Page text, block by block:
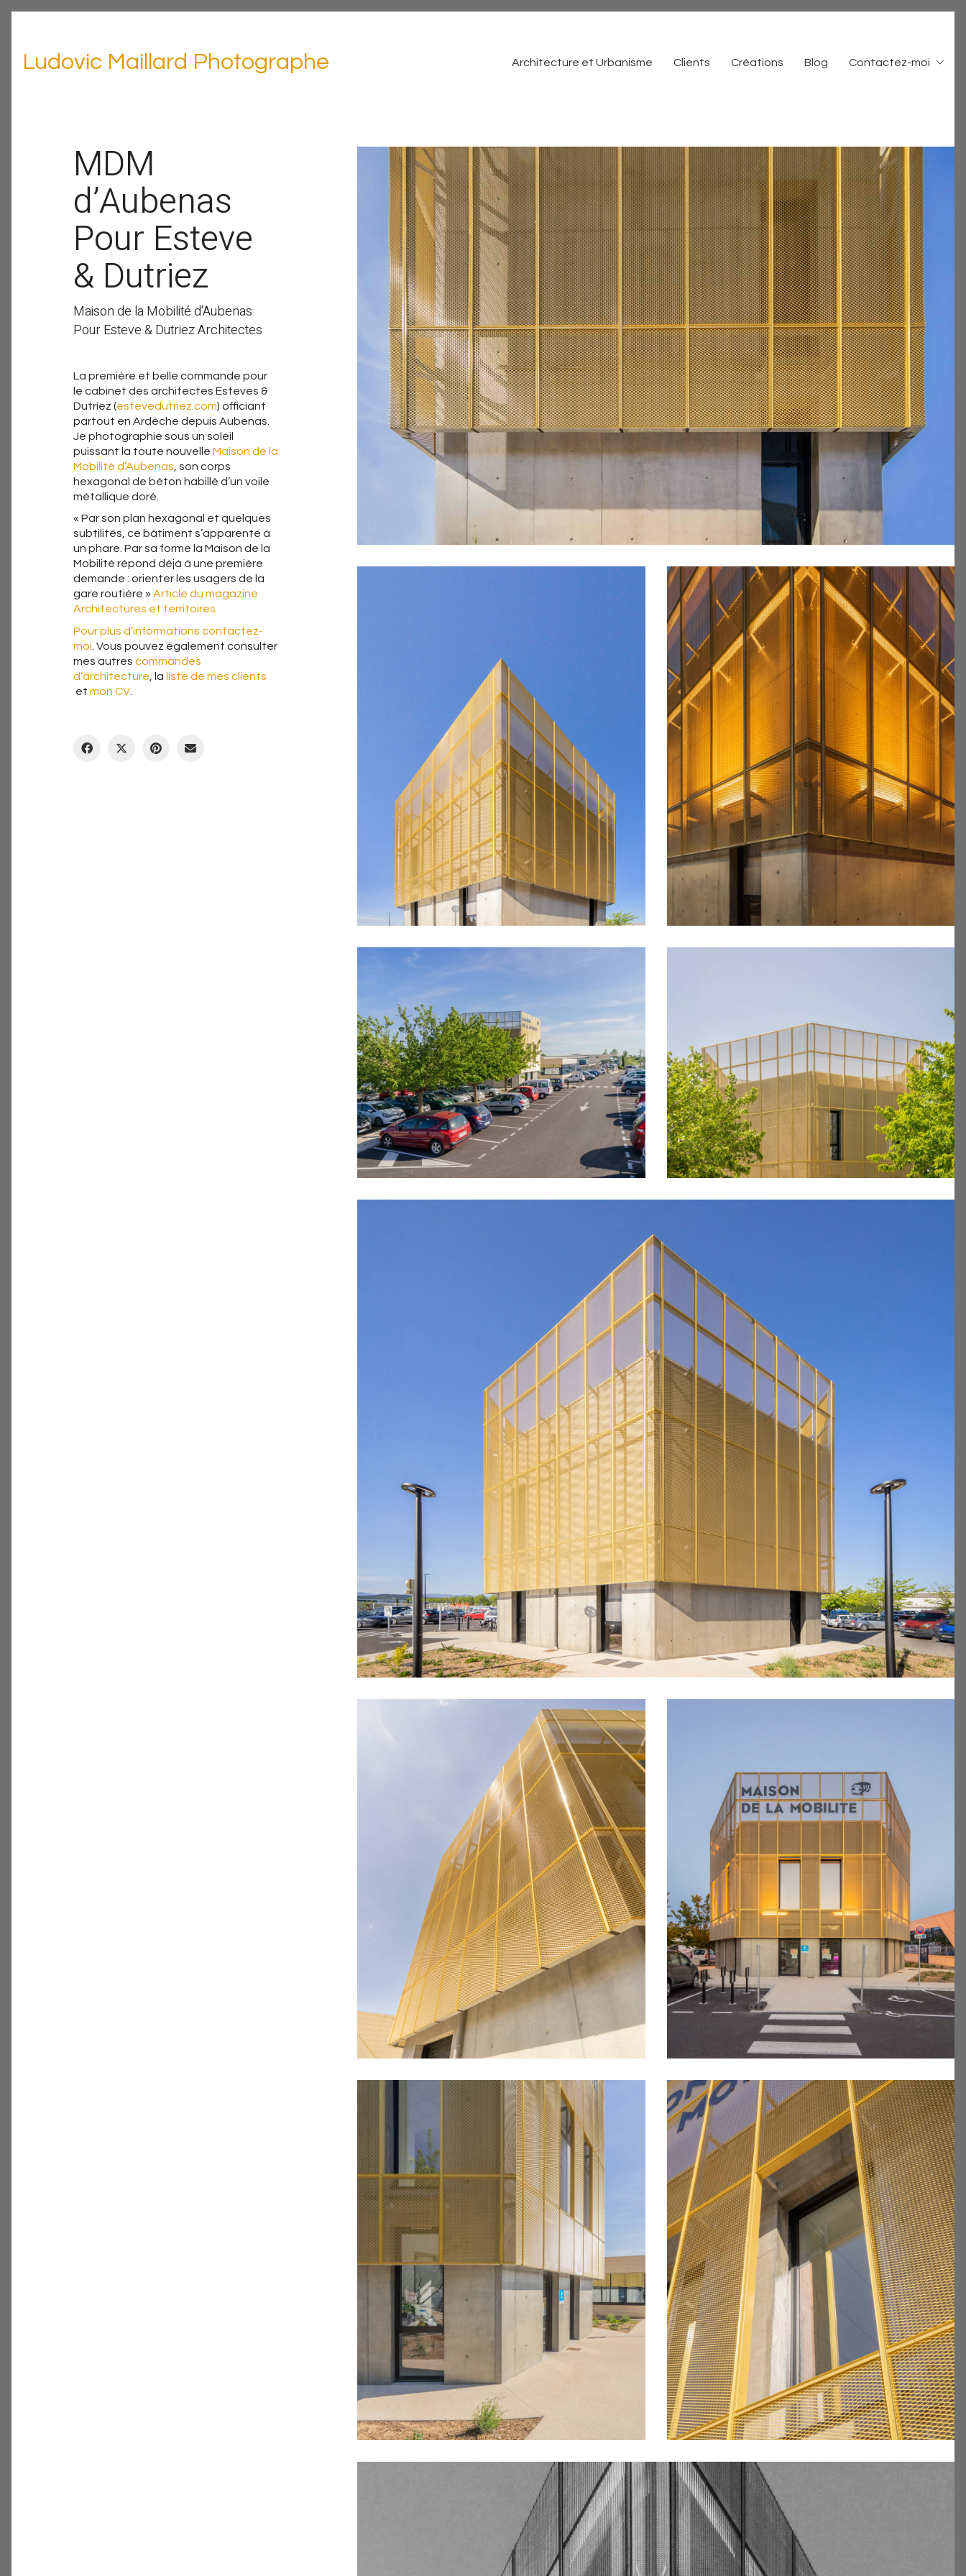
Ludovic Maillard Photographe Architecture et Urbanisme Clients Créations Blog Contactez-moi
MDM
d’Aubenas
Pour Esteve
& Dutriez
Maison de la Mobilité d'Aubenas
Pour Esteve & Dutriez Architectes
La première et belle commande pour
le cabinet des architectes Esteves &
Dutriez (estevedutriez.com) officiant
partout en Ardèche depuis Aubenas.
Je photographie sous un soleil
puissant la toute nouvelle Maison de la
Mobilité d’Aubenas , son corps
hexagonal de béton habillé d’un voile
métallique doré.
« Par son plan hexagonal et quelques
subtilités, ce bâtiment s’apparente à
un phare. Par sa forme la Maison de la
Mobilité répond déjà à une première
demande : orienter les usagers de la
gare routière » Article du magazine
Architectures et territoires
Pour plus d’informations contactez-
moi . Vous pouvez également consulter
mes autres commandes
d’architecture , la liste de mes clients
et mon CV